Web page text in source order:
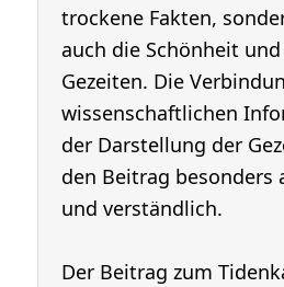
trockene Fakten,
auch die Schönheit
Gezeiten. Die
wissenschaftlichen
der Darstellung der
den Beitrag besonders
und verständlich.
Der Beitrag zum